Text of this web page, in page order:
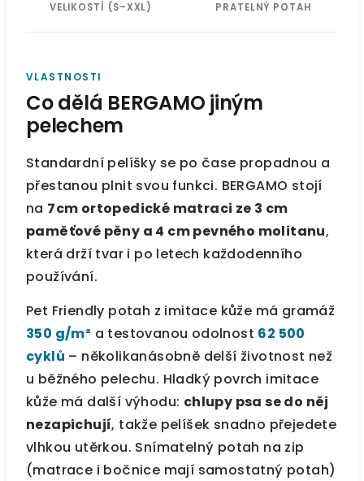
VELIKOSTÍ (S–XXL) PRATELNÝ POTAH
VLASTNOSTI
Co dělá BERGAMO jiným
pelechem
Standardní pelíšky se po čase propadnou a
přestanou plnit svou funkci. BERGAMO stojí
na 7cm ortopedické matraci ze 3 cm
paměťové pěny a 4 cm pevného molitanu,
která drží tvar i po letech každodenního
používání.
Pet Friendly potah z imitace kůže má gramáž
350 g/m² a testovanou odolnost 62 500
cyklů – několikanásobně delší životnost než
u běžného pelechu. Hladký povrch imitace
kůže má další výhodu: chlupy psa se do něj
nezapichují, takže pelíšek snadno přejedete
vlhkou utěrkou. Snímatelný potah na zip
(matrace i bočnice mají samostatný potah)